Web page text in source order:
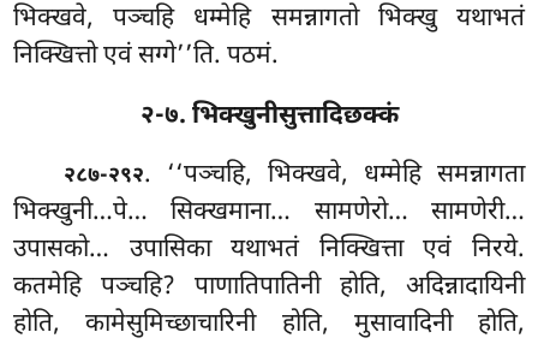
भिक्खवे, पञ्चहि धम्मेहि समन्नागतो भिक्खु यथाभतं
निक्खित्तो एवं सग्गे’’ति. पठमं.
२-७. भिक्खुनीसुत्तादिछक्कं
२८७-२९२. ‘‘पञ्चहि, भिक्खवे, धम्मेहि समन्नागता
भिक्खुनी…पे… सिक्खमाना… सामणेरो… सामणेरी…
उपासको… उपासिका यथाभतं निक्खित्ता एवं निरये.
कतमेहि पञ्चहि? पाणातिपातिनी होति, अदिन्नादायिनी
होति, कामेसुमिच्छाचारिनी होति, मुसावादिनी होति,